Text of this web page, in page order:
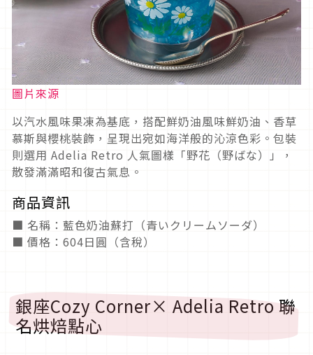
圖片來源
以汽水風味果凍為基底，搭配鮮奶油風味鮮奶油、香草
慕斯與櫻桃裝飾，呈現出宛如海洋般的沁涼色彩。包裝
則選用 Adelia Retro 人氣圖樣「野花（野ばな）」，
散發滿滿昭和復古氣息。
商品資訊
■ 名稱：藍色奶油蘇打（青いクリームソーダ）
■ 價格：604日圓（含稅）
銀座Cozy Corner× Adelia Retro 聯
名烘焙點心